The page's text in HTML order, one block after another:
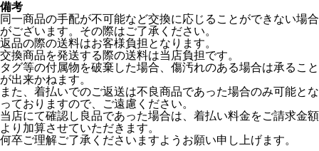
備考
同一商品の手配が不可能など交換に応じることができない場合
がございます。その際はご了承ください。
返品の際の送料はお客様負担となります。
交換商品を発送する際の送料は当店負担です。
タグ等の付属物を破棄した場合、傷汚れのある場合は承ること
が出来かねます。
また、着払いでのご返送は不良商品であった場合のみ可能とな
っておりますので、ご遠慮ください。
当店にて確認し良品であった場合は、着払い料金をご請求金額
より加算させていただきます。
何卒ご理解ご了承くださいますようお願い申し上げます。